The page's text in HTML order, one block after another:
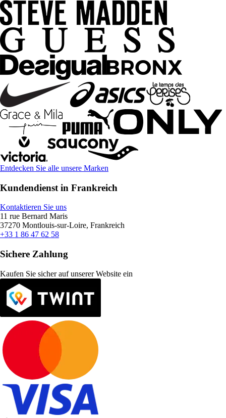
Entdecken Sie alle unsere Marken
Kundendienst in Frankreich
Kontaktieren Sie uns
11 rue Bernard Maris
37270 Montlouis-sur-Loire, Frankreich
+33 1 86 47 62 58
Sichere Zahlung
Kaufen Sie sicher auf unserer Website ein